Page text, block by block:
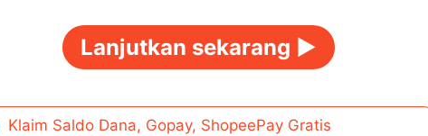
Lanjutkan sekarang ►
Klaim Saldo Dana, Gopay, ShopeePay Gratis